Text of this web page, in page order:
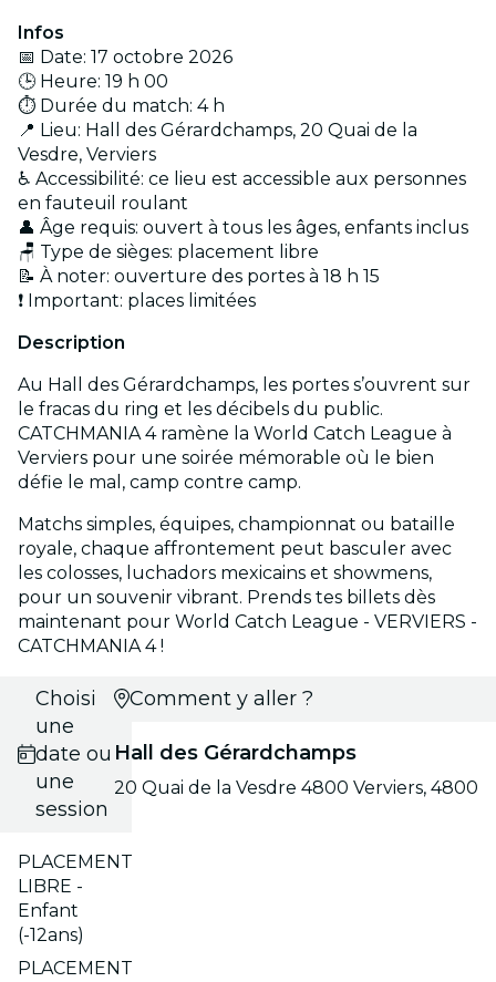
Infos
📅 Date: 17 octobre 2026
🕒 Heure: 19 h 00
⏱️ Durée du match: 4 h
📍 Lieu: Hall des Gérardchamps, 20 Quai de la
Vesdre, Verviers
♿ Accessibilité: ce lieu est accessible aux personnes
en fauteuil roulant
👤 Âge requis: ouvert à tous les âges, enfants inclus
🪑 Type de sièges: placement libre
📝 À noter: ouverture des portes à 18 h 15
❗ Important: places limitées
Description
Au Hall des Gérardchamps, les portes s’ouvrent sur
le fracas du ring et les décibels du public.
CATCHMANIA 4 ramène la World Catch League à
Verviers pour une soirée mémorable où le bien
défie le mal, camp contre camp.
Matchs simples, équipes, championnat ou bataille
royale, chaque affrontement peut basculer avec
les colosses, luchadors mexicains et showmens,
pour un souvenir vibrant. Prends tes billets dès
maintenant pour World Catch League - VERVIERS -
CATCHMANIA 4 !
Choisis
une
date ou
une
session
PLACEMENT
LIBRE -
Enfant
(-12ans)
PLACEMENT
Comment y aller ?
Hall des Gérardchamps
20 Quai de la Vesdre 4800 Verviers, 4800